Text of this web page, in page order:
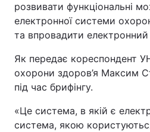
розвивати функціональні
електронної системи
та впровадити електронний
Як передає кореспондент
охорони здоров’я Максим
під час брифінгу.
«Це система, в якій є
система, якою